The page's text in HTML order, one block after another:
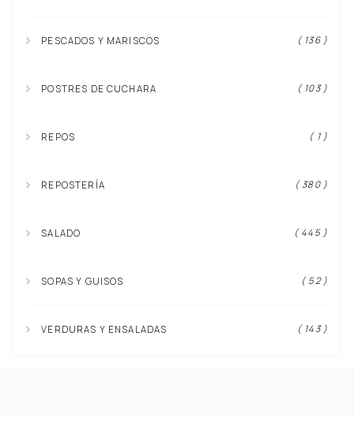
PESCADOS Y MARISCOS ( 136 )
POSTRES DE CUCHARA ( 103 )
REPOS ( 1 )
REPOSTERÍA ( 380 )
SALADO ( 445 )
SOPAS Y GUISOS ( 52 )
VERDURAS Y ENSALADAS ( 143 )